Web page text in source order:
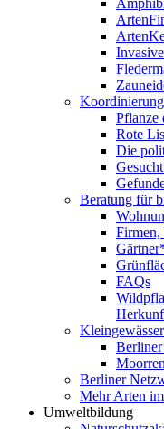
Pflanze
Rote
Die
Beratung für
Firmen,
FAQs
Berliner
Mehr Arten
Umweltbildung